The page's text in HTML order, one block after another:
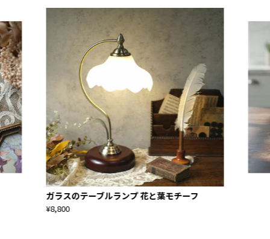
ガラスのテーブルランプ 花と葉モチーフ
¥8,800